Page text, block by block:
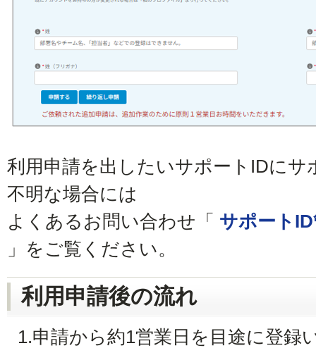
利用申請を出したいサポートIDに
不明な場合には
よくあるお問い合わせ「 サポート
」をご覧ください。
利用申請後の流れ
1.申請から約1営業日を目途に登録